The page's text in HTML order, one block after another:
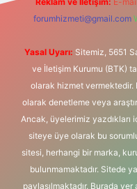
forumhizmeti@gmail.com
Yasal Uyarı: Sitemiz, 5651
ve İletişim Kurumu (BTK)
olarak hizmet
olarak denetleme veya
Ancak, üyelerimiz yazdıkları
siteye üye olarak bu
sitesi, herhangi bir marka,
bulunmamaktadır. Sitede
paylaşılmaktadır. Burada